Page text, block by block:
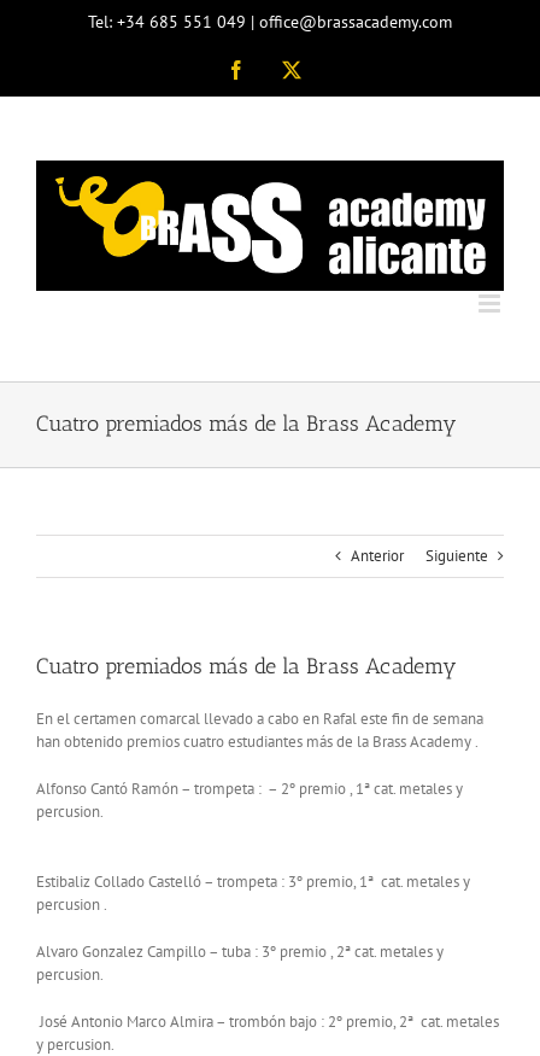
Tel: +34 685 551 049 | office@brassacademy.com
Facebook
Cuatro premiados más de la Brass Academy
Anterior Siguiente
Cuatro premiados más de la Brass Academy
En el certamen comarcal llevado a cabo en Rafal este fin de semana
han obtenido premios cuatro estudiantes más de la Brass Academy .
Alfonso Cantó Ramón – trompeta : – 2º premio , 1ª cat. metales y
percusion.
Estibaliz Collado Castelló – trompeta : 3º premio, 1ª cat. metales y
percusion .
Alvaro Gonzalez Campillo – tuba : 3º premio , 2ª cat. metales y
percusion.
José Antonio Marco Almira – trombón bajo : 2º premio, 2ª cat. metales
y percusion.